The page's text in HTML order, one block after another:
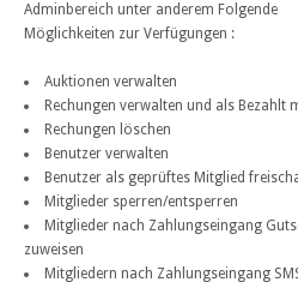
Adminbereich unter anderem Folgende
Möglichkeiten zur Verfügungen :
Auktionen verwalten
Rechungen verwalten und als Bezahlt
Rechungen löschen
Benutzer verwalten
Benutzer als geprüftes Mitglied
Mitglieder sperren/entsperren
Mitglieder nach Zahlungseingang
zuweisen
Mitgliedern nach Zahlungseingang